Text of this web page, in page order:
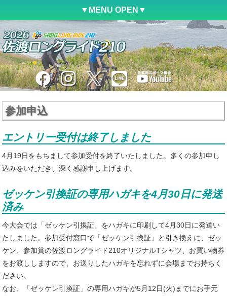
▼MENU OPEN▼
トップ
大会要項
参加案内
コース紹介
ファンライド
参加申込
アクセス
シャトルバス
駐車場
宿泊＆ツアー
お問い合わせ
参加申込
エントリー受付は終了しました
4月19日をもちまして参加受付を終了いたしました。多くの参加申し
込みをいただき、深く感謝申し上げます。
ゼッケン引換証の専用ハガキを4月30日に発送
済み
今大会では「ゼッケン引換証」をハガキに印刷して4月30日に発送い
たしました。参加受付窓口で「ゼッケン引換証」と引き換えに、ゼッ
ケン、参加賞の佐渡ロングライド210オリジナルTシャツ、お買い物券
をお渡ししますので、お送りしたハガキを忘れずに会場までお持ちく
ださい。
なお、「ゼッケン引換証」の専用ハガキが5月12日(火)までにお手元